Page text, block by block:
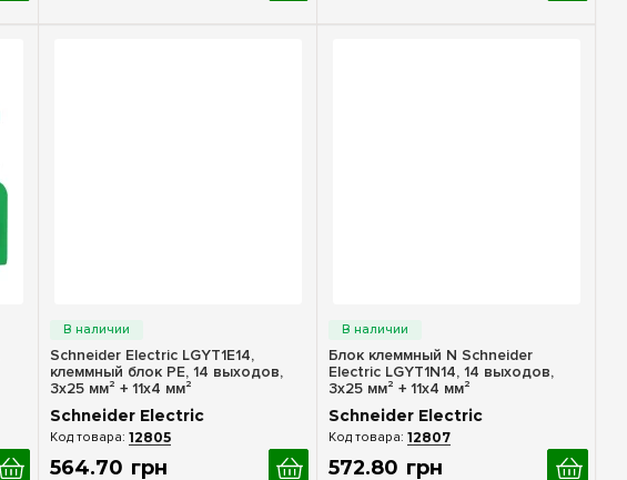
Schneider Electric LGYT1E14,
клеммный блок PE, 14 выходов,
3x25 мм² + 11x4 мм²
Schneider Electric
12805
564.70 грн
Блок клеммный N Schneider
Electric LGYT1N14, 14 выходов,
3x25 мм² + 11x4 мм²
Schneider Electric
12807
572.80 грн